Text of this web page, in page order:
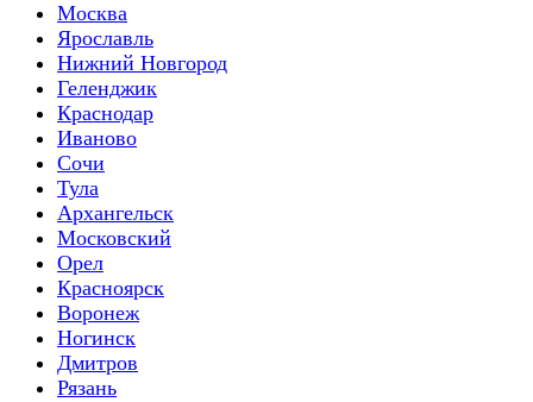
Москва
Ярославль
Нижний Новгород
Геленджик
Краснодар
Иваново
Сочи
Тула
Архангельск
Московский
Орел
Красноярск
Воронеж
Ногинск
Дмитров
Рязань